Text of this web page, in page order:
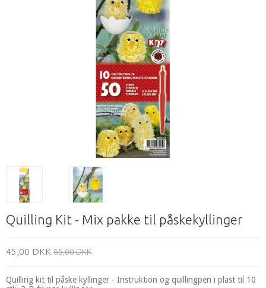
Quilling Kit - Mix pakke til påskekyllinger
45,00 DKK 65,00 DKK
Quilling kit til påske kyllinger - Instruktion og quillingpen i plast til 10